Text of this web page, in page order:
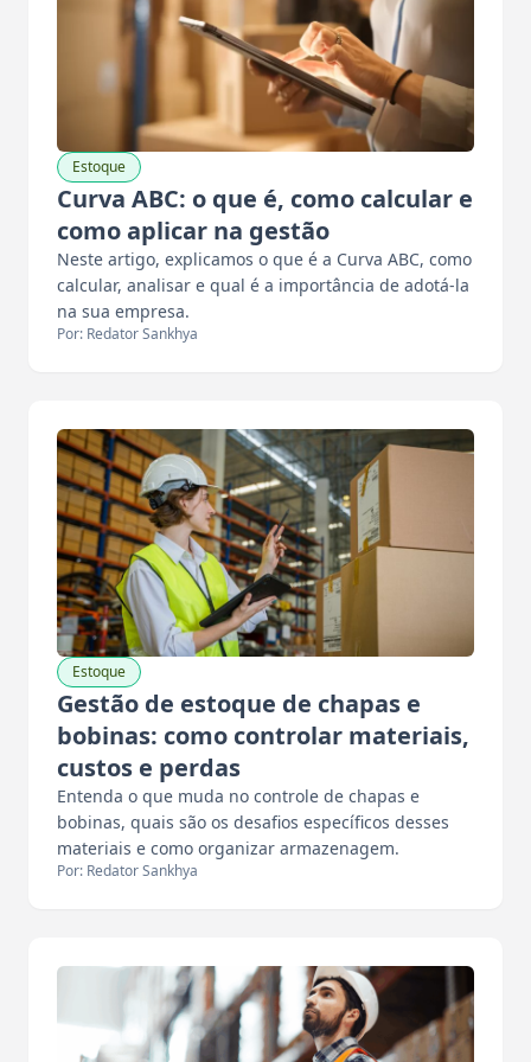
Estoque
Curva ABC: o que é, como calcular e
como aplicar na gestão
Neste artigo, explicamos o que é a Curva ABC, como
calcular, analisar e qual é a importância de adotá-la
na sua empresa.
Por: Redator Sankhya
Estoque
Gestão de estoque de chapas e
bobinas: como controlar materiais,
custos e perdas
Entenda o que muda no controle de chapas e
bobinas, quais são os desafios específicos desses
materiais e como organizar armazenagem.
Por: Redator Sankhya